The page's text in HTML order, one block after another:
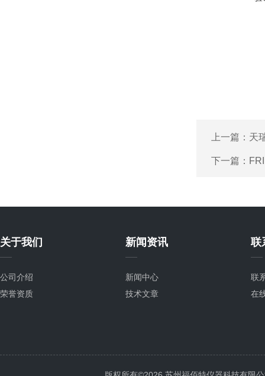
上一篇： 天
下一篇：
关于我们
公司介绍
荣誉资质
新闻资讯
新闻中心
技术文章
联
联
在